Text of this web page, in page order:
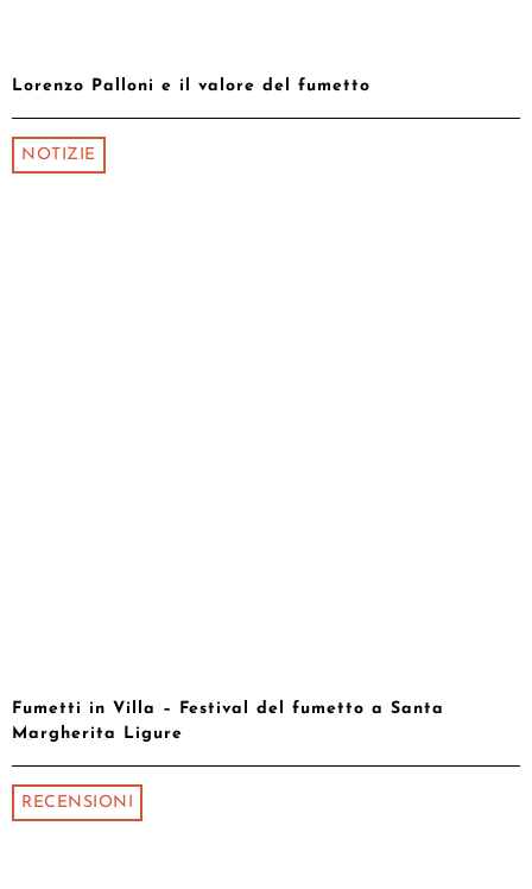
Lorenzo Palloni e il valore del fumetto
NOTIZIE
Fumetti in Villa – Festival del fumetto a Santa
Margherita Ligure
RECENSIONI